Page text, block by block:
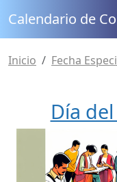
Calendario de
Inicio Fecha
Día